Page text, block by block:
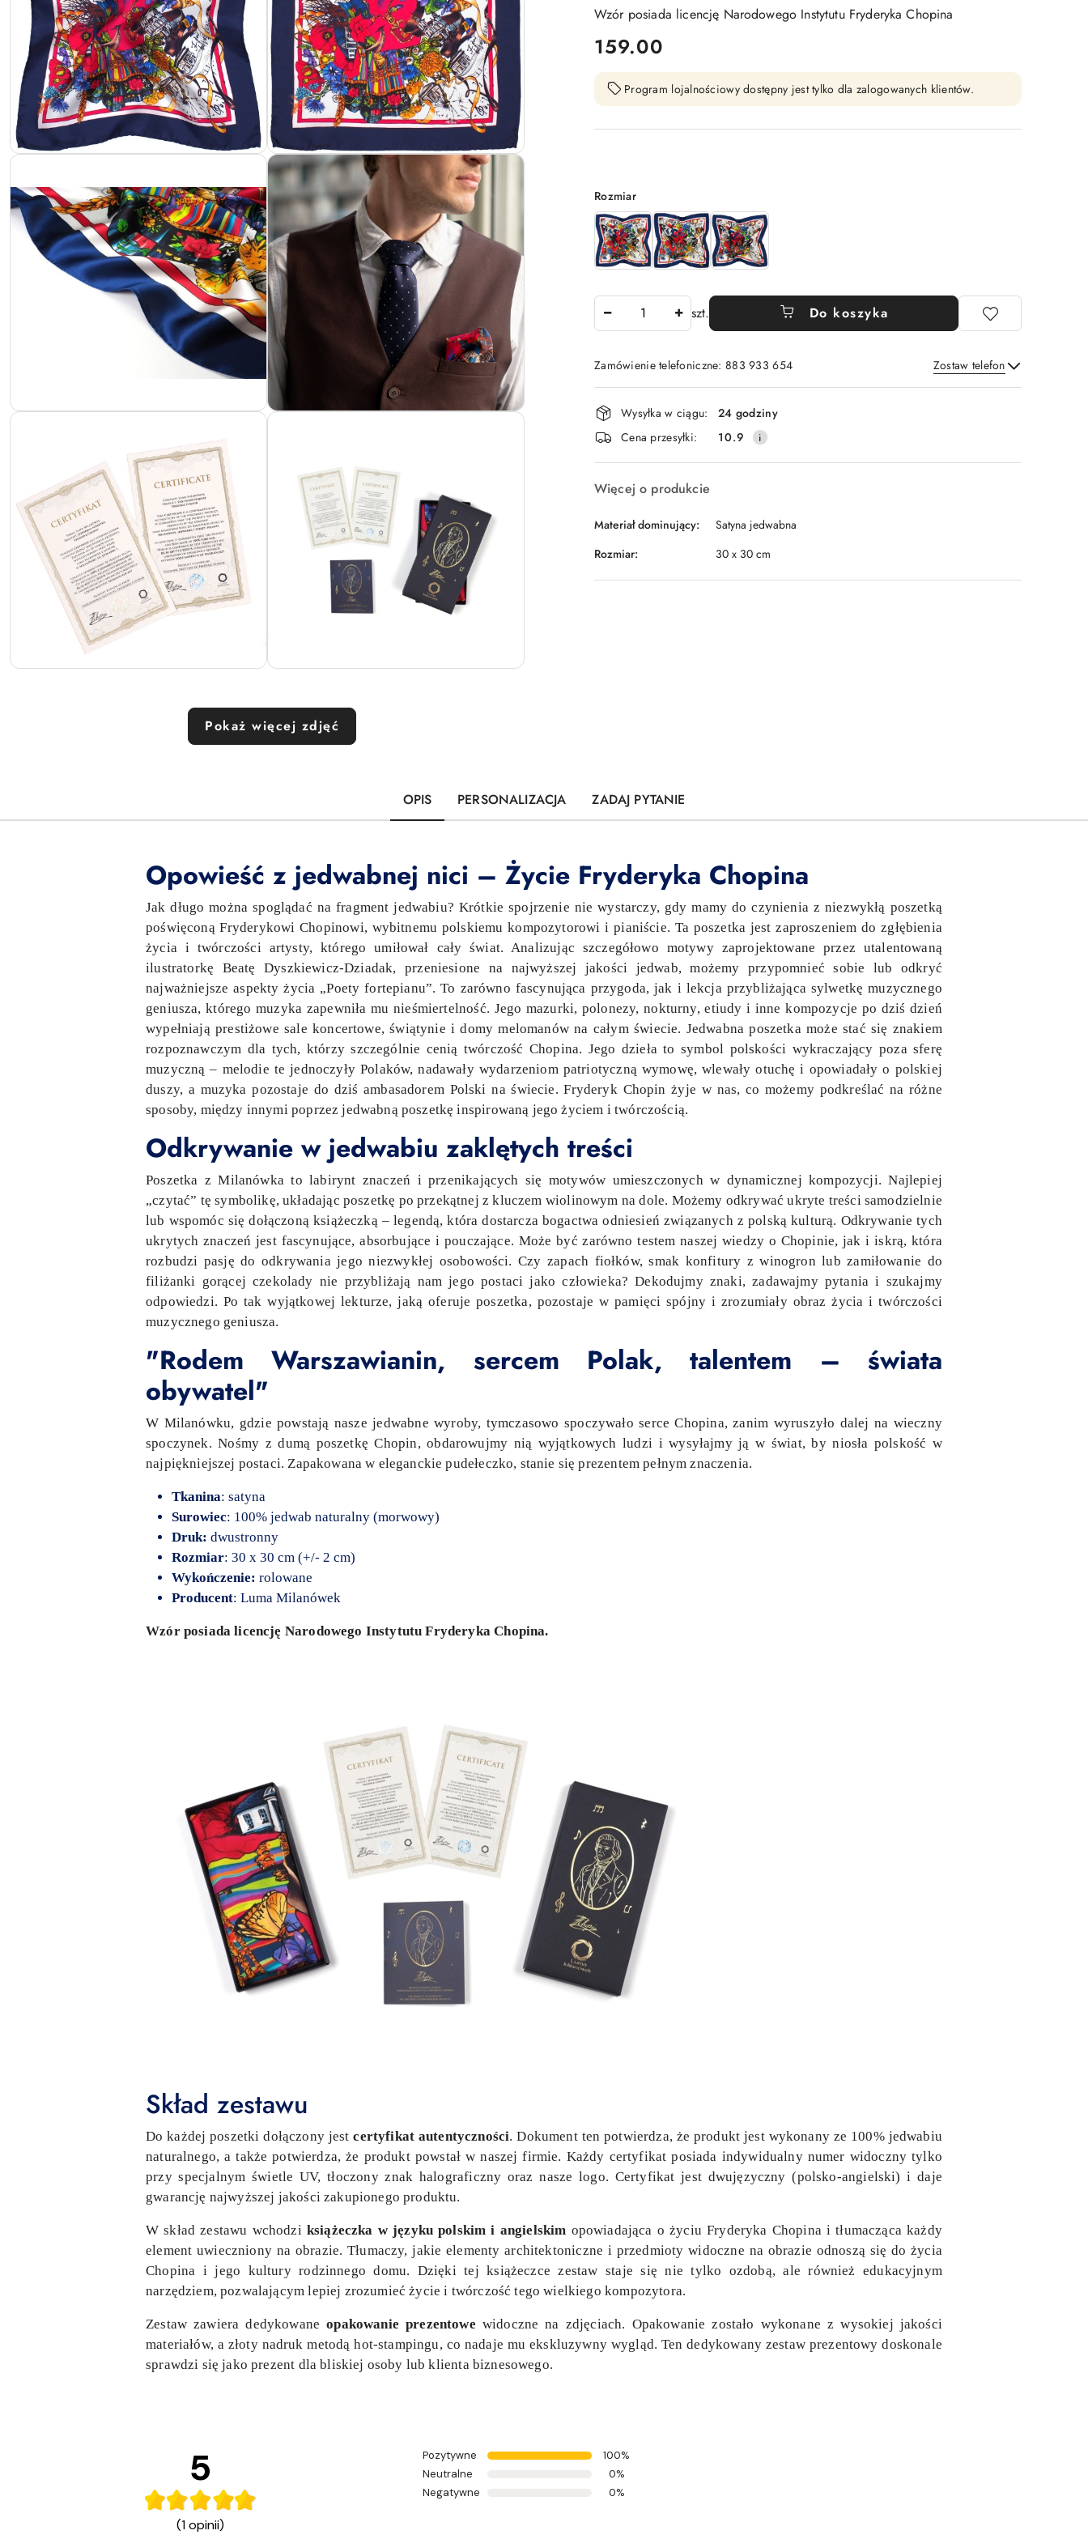
Pokaż więcej zdjęć
Wzór posiada licencję Narodowego Instytutu Fryderyka Chopina
cena:
159.00
Program lojalnościowy dostępny jest tylko dla zalogowanych klientów.
Wariant
Rozmiar
szt. Do koszyka
Zamówienie telefoniczne: 883 933 654 Zostaw telefon
Wyślij
Dostępność
i
dostawa
Wysyłka w ciągu:
24 godziny
Cena przesyłki:
10.9
Więcej o produkcie
Materiał dominujący:
Satyna jedwabna
Rozmiar:
30 x 30 cm
OPIS PERSONALIZACJA ZADAJ PYTANIE
Opowieść z jedwabnej nici – Życie Fryderyka Chopina
Jak długo można spoglądać na fragment jedwabiu? Krótkie spojrzenie nie wystarczy, gdy mamy do czynienia z niezwykłą poszetką
poświęconą Fryderykowi Chopinowi, wybitnemu polskiemu kompozytorowi i pianiście. Ta poszetka jest zaproszeniem do zgłębienia
życia i twórczości artysty, którego umiłował cały świat. Analizując szczegółowo motywy zaprojektowane przez utalentowaną
ilustratorkę Beatę Dyszkiewicz-Dziadak, przeniesione na najwyższej jakości jedwab, możemy przypomnieć sobie lub odkryć
najważniejsze aspekty życia „Poety fortepianu”. To zarówno fascynująca przygoda, jak i lekcja przybliżająca sylwetkę muzycznego
geniusza, którego muzyka zapewniła mu nieśmiertelność. Jego mazurki, polonezy, nokturny, etiudy i inne kompozycje po dziś dzień
wypełniają prestiżowe sale koncertowe, świątynie i domy melomanów na całym świecie. Jedwabna poszetka może stać się znakiem
rozpoznawczym dla tych, którzy szczególnie cenią twórczość Chopina. Jego dzieła to symbol polskości wykraczający poza sferę
muzyczną – melodie te jednoczyły Polaków, nadawały wydarzeniom patriotyczną wymowę, wlewały otuchę i opowiadały o polskiej
duszy, a muzyka pozostaje do dziś ambasadorem Polski na świecie. Fryderyk Chopin żyje w nas, co możemy podkreślać na różne
sposoby, między innymi poprzez jedwabną poszetkę inspirowaną jego życiem i twórczością.
Odkrywanie w jedwabiu zaklętych treści
Poszetka z Milanówka to labirynt znaczeń i przenikających się motywów umieszczonych w dynamicznej kompozycji. Najlepiej
„czytać” tę symbolikę, układając poszetkę po przekątnej z kluczem wiolinowym na dole. Możemy odkrywać ukryte treści samodzielnie
lub wspomóc się dołączoną książeczką – legendą, która dostarcza bogactwa odniesień związanych z polską kulturą. Odkrywanie tych
ukrytych znaczeń jest fascynujące, absorbujące i pouczające. Może być zarówno testem naszej wiedzy o Chopinie, jak i iskrą, która
rozbudzi pasję do odkrywania jego niezwykłej osobowości. Czy zapach fiołków, smak konfitury z winogron lub zamiłowanie do
filiżanki gorącej czekolady nie przybliżają nam jego postaci jako człowieka? Dekodujmy znaki, zadawajmy pytania i szukajmy
odpowiedzi. Po tak wyjątkowej lekturze, jaką oferuje poszetka, pozostaje w pamięci spójny i zrozumiały obraz życia i twórczości
muzycznego geniusza.
"Rodem Warszawianin, sercem Polak, talentem – świata
obywatel"
W Milanówku, gdzie powstają nasze jedwabne wyroby, tymczasowo spoczywało serce Chopina, zanim wyruszyło dalej na wieczny
spoczynek. Nośmy z dumą poszetkę Chopin, obdarowujmy nią wyjątkowych ludzi i wysyłajmy ją w świat, by niosła polskość w
najpiękniejszej postaci. Zapakowana w eleganckie pudełeczko, stanie się prezentem pełnym znaczenia.
Tkanina: satyna
Surowiec: 100% jedwab naturalny (morwowy)
Druk: dwustronny
Rozmiar: 30 x 30 cm (+/- 2 cm)
Wykończenie: rolowane
Producent: Luma Milanówek
Wzór posiada licencję Narodowego Instytutu Fryderyka Chopina.
Skład zestawu
Do każdej poszetki dołączony jestcertyfikat autentyczności. Dokument ten potwierdza, że produkt jest wykonany ze 100% jedwabiu
naturalnego, a także potwierdza, że produkt powstał w naszej firmie. Każdy certyfikat posiada indywidualny numer widoczny tylko
przy specjalnym świetle UV, tłoczony znak halograficzny oraz nasze logo. Certyfikat jest dwujęzyczny (polsko-angielski) i daje
gwarancję najwyższej jakości zakupionego produktu.
W skład zestawu wchodzi książeczka w języku polskim i angielskim opowiadająca o życiu Fryderyka Chopina i tłumacząca każdy
element uwieczniony na obrazie. Tłumaczy, jakie elementy architektoniczne i przedmioty widoczne na obrazie odnoszą się do życia
Chopina i jego kultury rodzinnego domu. Dzięki tej książeczce zestaw staje się nie tylko ozdobą, ale również edukacyjnym
narzędziem, pozwalającym lepiej zrozumieć życie i twórczość tego wielkiego kompozytora.
Zestaw zawiera dedykowaneopakowanie prezentowe widoczne na zdjęciach. Opakowanie zostało wykonane z wysokiej jakości
materiałów, a złoty nadruk metodą hot-stampingu, co nadaje mu ekskluzywny wygląd. Ten dedykowany zestaw prezentowy doskonale
sprawdzi się jako prezent dla bliskiej osoby lub klienta biznesowego.
5
(1 opinii)
Pozytywne
100%
Neutralne
0%
Negatywne
0%